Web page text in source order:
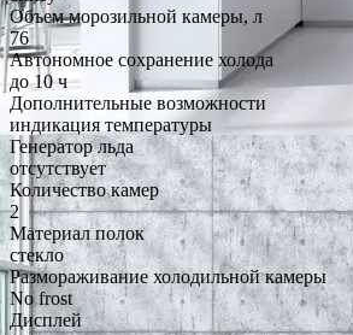
Объем морозильной камеры, л
76
Автономное сохранение холода
до 10 ч
Дополнительные возможности
индикация температуры
Генератор льда
отсутствует
Количество камер
2
Материал полок
стекло
Размораживание холодильной камеры
No frost
Дисплей